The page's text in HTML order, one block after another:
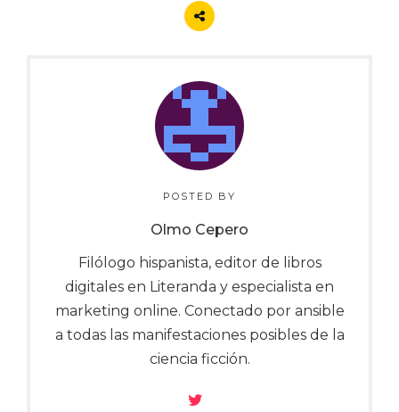
POSTED BY
Olmo Cepero
Filólogo hispanista, editor de libros
digitales en Literanda y especialista en
marketing online. Conectado por ansible
a todas las manifestaciones posibles de la
ciencia ficción.